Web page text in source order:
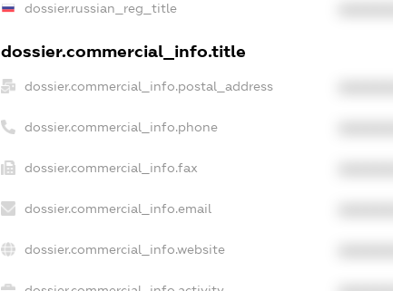
dossier.russian_reg_title
dossier.commercial_info.title
dossier.commercial_info.postal_address
dossier.commercial_info.phone
dossier.commercial_info.fax
dossier.commercial_info.email
dossier.commercial_info.website